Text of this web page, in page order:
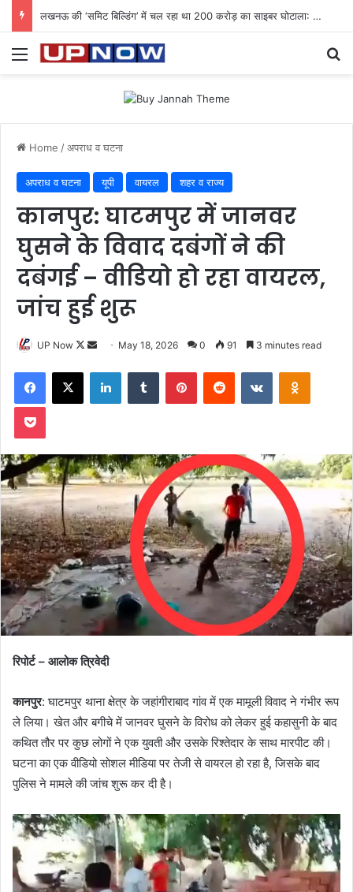
लखनऊ की ‘समिट बिल्डिंग’ में चल रहा था 200 करोड़ का साइबर घोटाला: 40 युवतियों समेत 119 गिरफ्तार
Menu
Home /अपराध व घटना
अपराध व घटना यूपी वायरल शहर व राज्य
कानपुर: घाटमपुर में जानवर
घुसने के विवाद दबंगों ने की
दबंगई – वीडियो हो रहा वायरल,
जांच हुई शुरू
UP Now
Follow
Send
email
May 18, 2026 0 91 3 minutes read
Facebook
X LinkedInTumblr PinterestReddit VKontakte
Pocket
रिपोर्ट – आलोक त्रिवेदी
कानपुर: घाटमपुर थाना क्षेत्र के जहांगीराबाद गांव में एक मामूली विवाद ने गंभीर रूप
ले लिया। खेत और बगीचे में जानवर घुसने के विरोध को लेकर हुई कहासुनी के बाद
कथित तौर पर कुछ लोगों ने एक युवती और उसके रिश्तेदार के साथ मारपीट की।
घटना का एक वीडियो सोशल मीडिया पर तेजी से वायरल हो रहा है, जिसके बाद
पुलिस ने मामले की जांच शुरू कर दी है।